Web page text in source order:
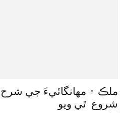
ملڪ ۾ مهانگائيءَ جي شرح
شروع ٿي ويو